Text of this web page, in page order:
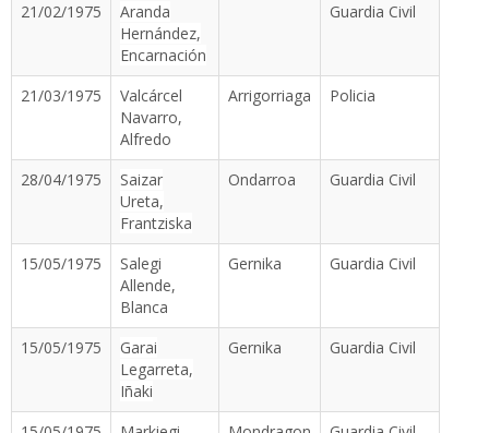
21/02/1975
Aranda
Hernández,
Encarnación
Guardia Civil
21/03/1975
Valcárcel
Navarro,
Alfredo
Arrigorriaga Policia
28/04/1975
Saizar
Ureta,
Frantziska
Ondarroa Guardia Civil
15/05/1975
Salegi
Allende,
Blanca
Gernika Guardia Civil
15/05/1975
Garai
Legarreta,
Iñaki
Gernika Guardia Civil